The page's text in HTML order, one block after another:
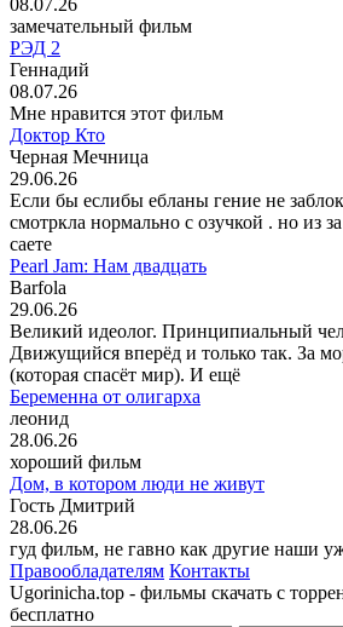
08.07.26
замечательный фильм
РЭД 2
Геннадий
08.07.26
Мне нравится этот фильм
Доктор Кто
Черная Мечница
29.06.26
Если бы еслибы ебланы гение не
смотркла нормально с озучкой . но из
саете
Pearl Jam: Нам двадцать
Barfola
29.06.26
Великий идеолог. Принципиальный
Движущийся вперёд и только так. За
(которая спасёт мир). И ещё
Беременна от олигарха
леонид
28.06.26
хороший фильм
Дом, в котором люди не живут
Гость Дмитрий
28.06.26
гуд фильм, не гавно как другие наши
Правообладателям Контакты
Ugorinicha.top - фильмы скачать с
бесплатно